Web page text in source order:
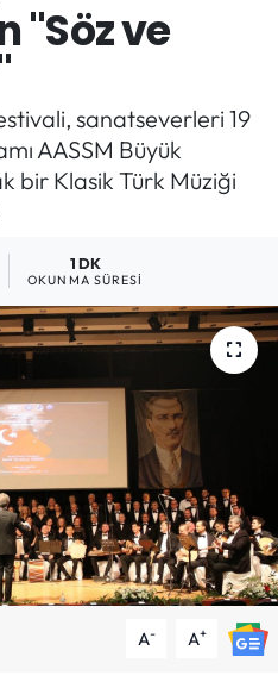
"Söz ve
sanatseverleri 19
AASSM Büyük
bir Klasik Türk Müziği
1 DK
OKUNMA SÜRESI
A- A+